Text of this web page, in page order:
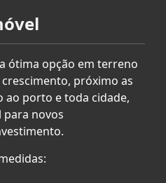
ótima opção em terreno
próximo as
ao porto e toda cidade,
para novos